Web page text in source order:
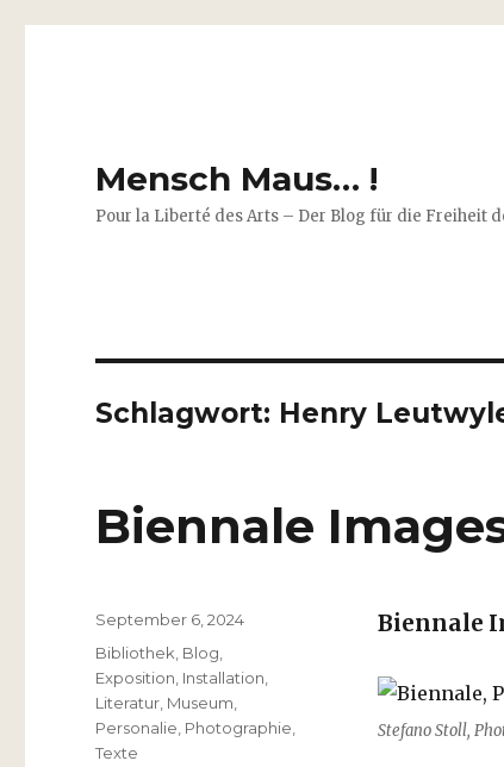
Mensch Maus… !
Pour la Liberté des Arts – Der Blog für die Freiheit
Schlagwort: Henry
Biennale
Biennale
Stefano Stoll,
Veröffentlicht
am
September 6, 2024
Kategorien
Bibliothek Blog
Exposition Installation
Literatur Museum
Personalie Photographie
Texte